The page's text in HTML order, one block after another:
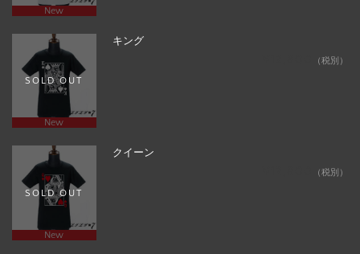
New
SOLD OUT
New
キング
（税別）
SOLD OUT
New
クイーン
（税別）